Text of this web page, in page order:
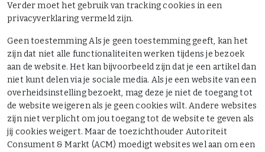
Verder moet het gebruik van tracking cookies in een
privacyverklaring vermeld zijn.
Geen toestemming Als je geen toestemming geeft, kan het
zijn dat niet alle functionaliteiten werken tijdens je bezoek
aan de website. Het kan bijvoorbeeld zijn dat je een artikel dan
niet kunt delen via je sociale media. Als je een website van een
overheidsinstelling bezoekt, mag deze je niet de toegang tot
de website weigeren als je geen cookies wilt. Andere websites
zijn niet verplicht om jou toegang tot de website te geven als
jij cookies weigert. Maar de toezichthouder Autoriteit
Consument & Markt (ACM) moedigt websites wel aan om een